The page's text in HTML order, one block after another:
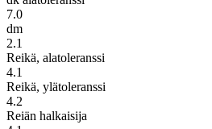
7.0
dm
2.1
Reikä, alatoleranssi
4.1
Reikä, ylätoleranssi
4.2
Reiän halkaisija